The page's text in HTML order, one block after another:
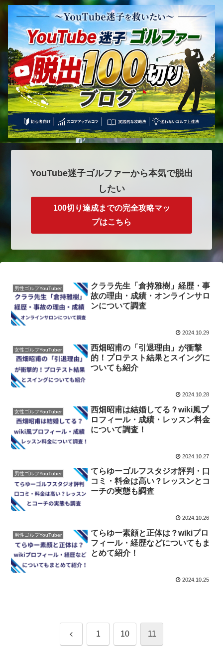
YouTube迷子ゴルファーから本気で脱出
したい
100切り達成までの完全攻略マッ
プはこちら
男性ゴルフYouTuber
クララ先生「倉持雅樹」経歴・事
故の理由・成績・オンラインサロ
ンについて調査
2024.10.29
女性ゴルフYouTuber
西畑昭甫の「引退理由」が衝撃
的！プロテスト結果とスイングに
ついても紹介
2024.10.28
女性ゴルフYouTuber
西畑昭甫は結婚してる？wiki風プ
ロフィール・成績・レッスン料金
について調査！
2024.10.27
男性ゴルフYouTuber
てらゆーゴルフスタジオ評判・口
コミ・料金は高い？レッスンとコ
ーチの実態も調査
2024.10.26
男性ゴルフYouTuber
てらゆー素顔と正体は？wikiプロ
フィール・経歴などについてもま
とめて紹介！
2024.10.25
前 1 10 11